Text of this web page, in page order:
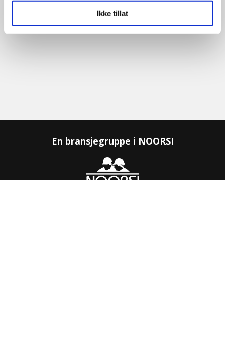
Ikke tillat
En bransjegruppe i NOORSI